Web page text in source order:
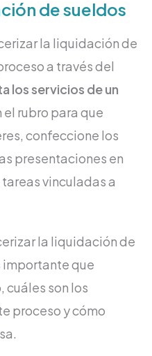
de sueldos
la liquidación de
a través del
los servicios de un
rubro para que
confeccione los
presentaciones en
vinculadas a
la liquidación de
importante que
cuáles son los
proceso y cómo